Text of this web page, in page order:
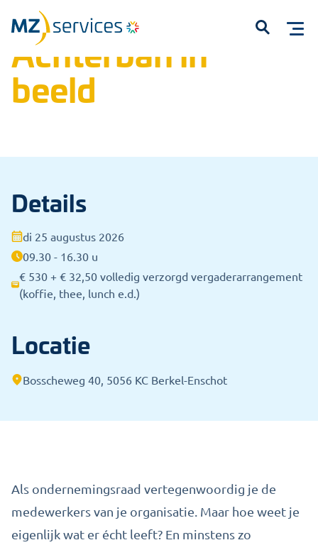
Home Trainingen Open inschrijvingen Achterban in beeld
Achterban in
beeld
Details
di 25 augustus 2026
09.30 - 16.30 u
€ 530 + € 32,50 volledig verzorgd vergaderarrangement
(koffie, thee, lunch e.d.)
Locatie
Bosscheweg 40, 5056 KC Berkel-Enschot
Als ondernemingsraad vertegenwoordig je de
medewerkers van je organisatie. Maar hoe weet je
eigenlijk wat er écht leeft? En minstens zo